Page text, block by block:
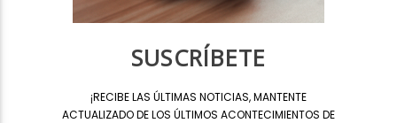
SUSCRÍBETE
¡RECIBE LAS ÚLTIMAS NOTICIAS, MANTENTE
ACTUALIZADO DE LOS ÚLTIMOS ACONTECIMIENTOS DE